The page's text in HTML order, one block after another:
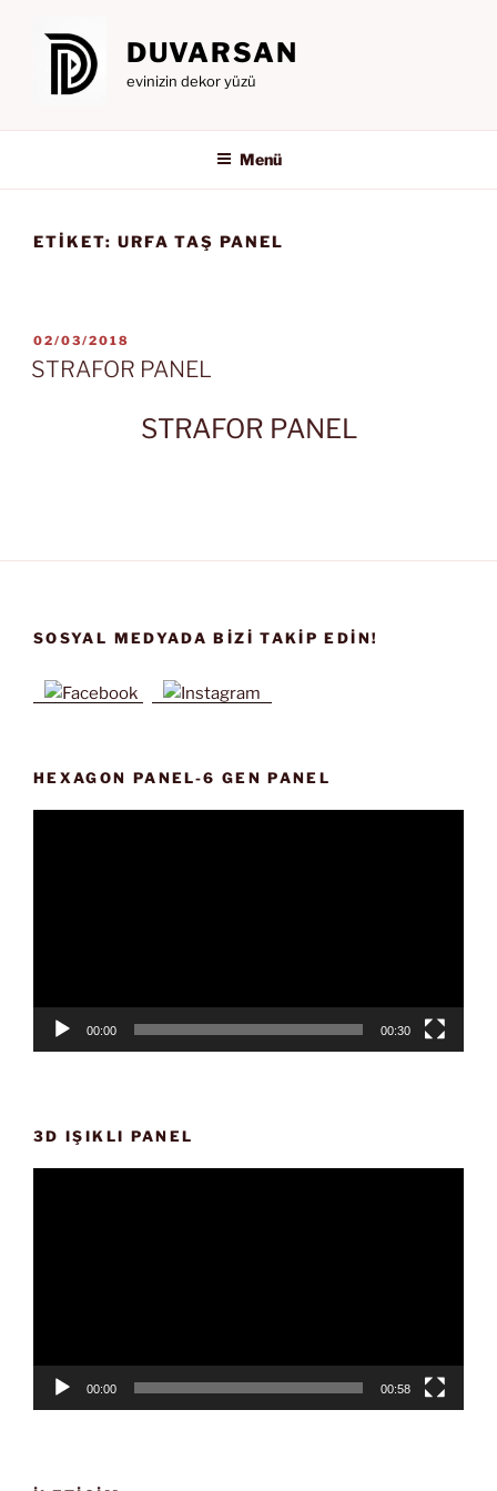
DUVARSAN
evinizin dekor yüzü
Menü
ETIKET: URFA TAŞ PANEL
YAYIM
TARIHI
02/03/2018
STRAFOR PANEL
STRAFOR PANEL
SOSYAL MEDYADA BIZI TAKIP EDIN!
HEXAGON PANEL-6 GEN PANEL
00:00 00:30
3D IŞIKLI PANEL
00:00 00:58